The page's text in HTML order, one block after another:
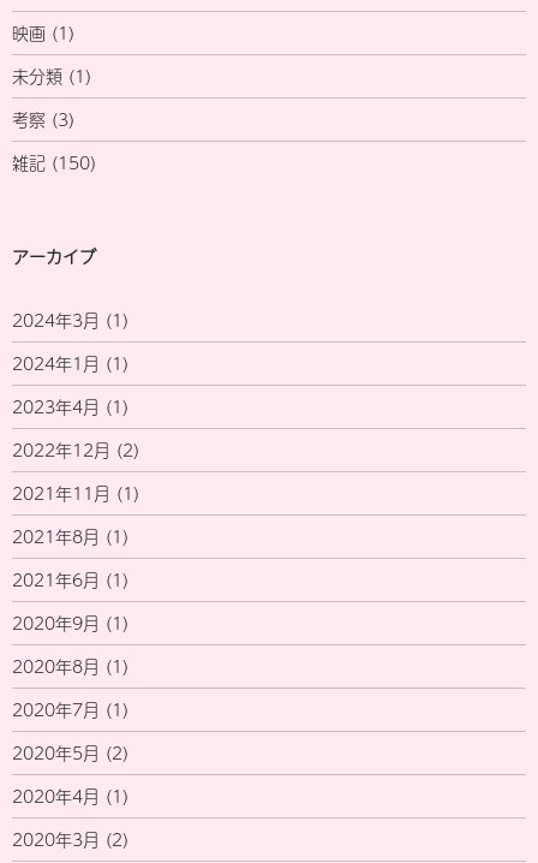
映画 (1)
未分類 (1)
考察 (3)
雑記 (150)
アーカイブ
2024年3月 (1)
2024年1月 (1)
2023年4月 (1)
2022年12月 (2)
2021年11月 (1)
2021年8月 (1)
2021年6月 (1)
2020年9月 (1)
2020年8月 (1)
2020年7月 (1)
2020年5月 (2)
2020年4月 (1)
2020年3月 (2)